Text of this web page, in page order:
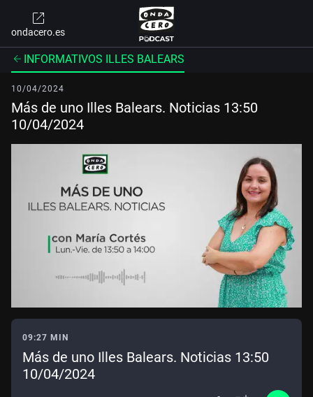
ondacero.es
INFORMATIVOS ILLES BALEARS
10/04/2024
Más de uno Illes Balears. Noticias 13:50
10/04/2024
09:27 MIN
Más de uno Illes Balears. Noticias 13:50
10/04/2024